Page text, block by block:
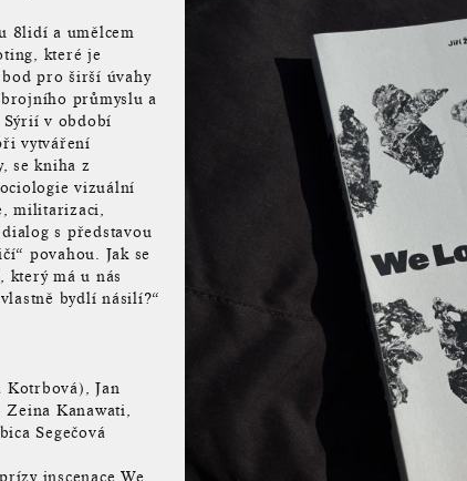
8lidí a umělcem
které je
pro širší úvahy
průmyslu a
Sýrií v období
vytváření
se kniha z
vizuální
militarizaci,
s představou
povahou. Jak se
má u nás
bydlí násilí?“
Jan
Zeina Kanawati,
Segečová
inscenace We